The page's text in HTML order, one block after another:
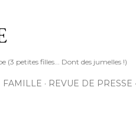
(3 petites filles... Dont des jumelles !)
FAMILLE REVUE DE PRESSE